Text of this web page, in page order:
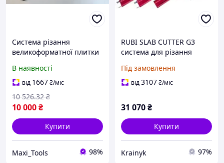
Система різання
великоформатної плитки
на підшипниках
В наявності
від 1667₴/міс
10 000₴
10 526.32 ₴
Купити
Maxi_Tools 98%
RUBI SLAB CUTTER G3
система для різання
Під замовлення
від3107₴/міс
31 070₴
Купити
Krainyk 97%